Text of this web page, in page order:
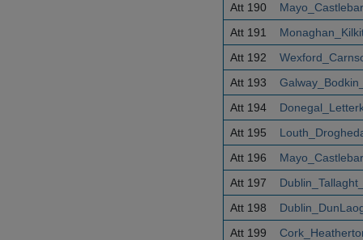
Att 190
Att 191
Att 192
Att 193
Att 194
Att 195
Att 196
Att 197
Att 198
Att 199